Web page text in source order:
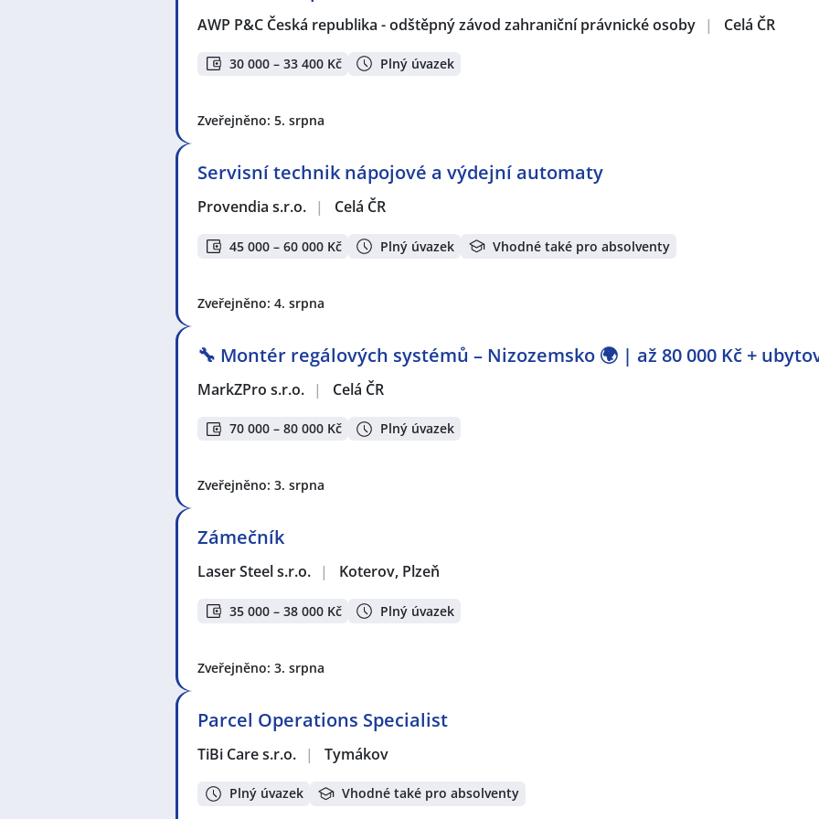
AWP P&C Česká republika - odštěpný závod zahraniční právnické osoby | Celá ČR
30 000 – 33 400 Kč Plný úvazek
Zveřejněno: 5. srpna
Servisní technik nápojové a výdejní automaty
Provendia s.r.o. | Celá ČR
45 000 – 60 000 Kč Plný úvazek Vhodné také pro absolventy
Zveřejněno: 4. srpna
🔧 Montér regálových systémů – Nizozemsko 🌍 | až 80 000 Kč +
MarkZPro s.r.o. | Celá ČR
70 000 – 80 000 Kč Plný úvazek
Zveřejněno: 3. srpna
Zámečník
Laser Steel s.r.o. | Koterov, Plzeň
35 000 – 38 000 Kč Plný úvazek
Zveřejněno: 3. srpna
Parcel Operations Specialist
TiBi Care s.r.o. | Tymákov
Plný úvazek Vhodné také pro absolventy